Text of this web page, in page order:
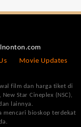
Movie Updates
film dan harga tiket di
Star Cineplex (NSC),
lainnya.
mencari bioskop terdekat